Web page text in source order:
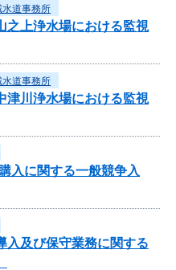
水道事務所
之上浄水場における監視
水道事務所
津川浄水場における監視
入に関する一般競争入
入及び保守業務に関する